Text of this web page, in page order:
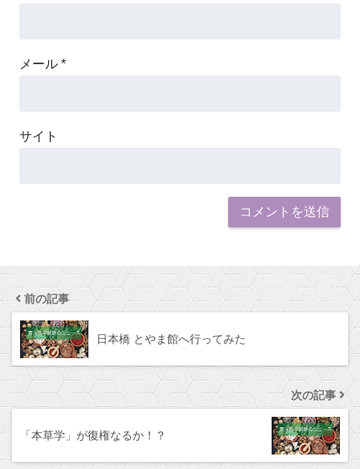
メール *
サイト
前の記事
日本橋 とやま館へ行ってみた
次の記事
「本草学」が復権なるか！？